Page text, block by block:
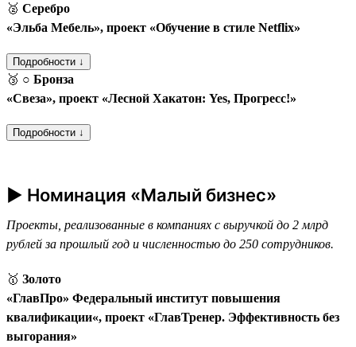
🥈 Серебро
«Эльба Мебель», проект «Обучение в стиле Netflix»
Подробности ↓
🥉 ○ Бронза
«Свеза», проект «Лесной Хакатон: Yes, Прогресс!»
Подробности ↓
► Номинация «Малый бизнес»
Проекты, реализованные в компаниях с выручкой до 2 млрд
рублей за прошлый год и численностью до 250 сотрудников.
🥇 Золото
«ГлавПро» Федеральный институт повышения
квалификации«, проект «ГлавТренер. Эффективность без
выгорания»